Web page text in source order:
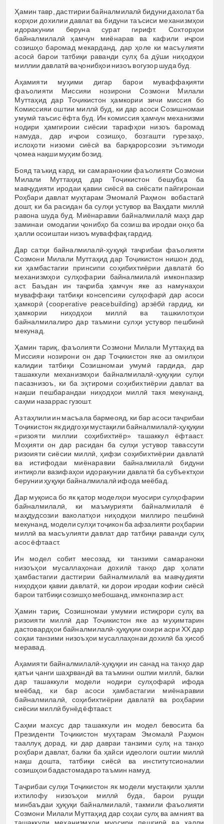
Ҳамин тавр, дастгирии байналмилалӣ бидуни дахолат ба
корҳои дохилии давлат ва бидуни таъсиси механизмҳои
идоракунии беруна сурат гирифт. Сохторҳои
байналмилалӣ ҳамчун миёнарав ва кафили иҷрои
созишҳо баромад мекарданд, дар ҳоле ки масъулияти
асосӣ барои татбиқи раванди сулҳ ба дӯши ниҳодҳои
миллии давлатӣ ва ҷонибҳои низоъ вогузор шуда буд.
Аҳамияти муҳими дигар барои муваффақияти
фаъолияти Миссияи нозирони Созмони Милали
Муттаҳид дар Тоҷикистон ҳамкории зичи миссия бо
Комиссияи оштии миллӣ буд, ки дар асоси Созишномаи
умумӣ таъсис ёфта буд. Ин комиссия ҳамчун механизми
нодири ҳамгироии сиёсии тарафҳои низоъ баромад
намуда, дар иҷрои созишҳо, бозгашти гурезаҳо,
ислоҳоти низоми сиёсӣ ва барқарорсозии эътимоди
ҷомеа нақши муҳим бозид.
Бояд таъкид кард, ки самаранокии фаъолияти Созмони
Милали Муттаҳид дар Тоҷикистон бешубҳа ба
мавҷудияти иродаи қавии сиёсӣ ва сиёсати пайгиронаи
Роҳбари давлат муҳтарам Эмомалӣ Раҳмон вобастагӣ
дошт, ки ба расидан ба сулҳи устувор ва Ваҳдати миллӣ
равона шуда буд. Миёнаравии байналмилалӣ маҳз дар
заминаи омодагии ҷонибҳо ба созиш ва иродаи онҳо ба
ҳалли осоиштаи низоъ муваффақ гардид.
Дар сатҳи байналмилалӣ-ҳуқуқӣ таҷрибаи фаъолияти
Созмони Милали Муттаҳид дар Тоҷикистон нишон дод,
ки ҳамбастагии принсипи соҳибихтиёрии давлатӣ бо
механизмҳои сулҳофарии байналмилалӣ имконпазир
аст. Баъдан ин таҷриба ҳамчун яке аз намунаҳои
муваффақи татбиқи консепсияи сулҳофарӣ дар асоси
ҳамкорӣ (cooperative peacebuilding) арзёбӣ гардид, ки
ҳамкории ниҳодҳои миллӣ ва ташкилотҳои
байналмилалиро дар таъмини сулҳи устувор пешбинӣ
мекунад.
Ҳамин тариқ, фаъолияти Созмони Милали Муттаҳид ва
Миссияи нозирони он дар Тоҷикистон яке аз омилҳои
калидии татбиқи Созишномаи умумӣ гардида, дар
ташаккули механизмҳои байналмилалӣ-ҳуқуқии сулҳи
пасазнизоъ, ки ба эҳтироми соҳибихтиёрии давлат ва
нақши пешбарандаи ниҳодҳои миллӣ такя мекунанд,
саҳми назаррас гузошт.
Аз таҳлили ин масъала бармеояд, ки бар асоси таҷрибаи
Тоҷикистон як дидгоҳи мустақили байналмилалӣ-ҳуқуқии
«ризояти миллии соҳибихтиёр» ташаккул ёфтааст.
Моҳияти он дар расидан ба сулҳи устувор тавассути
ризоияти сиёсии миллӣ, ҳифзи соҳибихтиёрии давлатӣ
ва истифодаи миёнаравии байналмилалӣ бидуни
интиқоли вазифаҳои идоракунии давлатӣ ба субъектҳои
берунии ҳуқуқи байналмилалӣ ифода меёбад.
Дар муқоиса бо як қатор моделҳои муосири сулҳофарии
байналмилалӣ, ки маъмурияти байналмилалӣ ё
маҳдудсозии ваколатҳои ниҳодҳои миллиро пешбинӣ
мекунанд, модели сулҳи тоҷикон ба афзалияти роҳбарии
миллӣ ва масъулияти давлат дар татбиқи раванди сулҳ
асос ёфтааст.
Ин модел собит месозад, ки танзими самараноки
низоъҳои мусаллаҳонаи дохилӣ танҳо дар ҳолати
ҳамбастагии дастгирии байналмилалӣ ва мавҷудияти
ниҳодҳои қавии давлатӣ, ки дорои иродаи кофии сиёсӣ
барои татбиқи созишҳо мебошанд, имконпазир аст.
Ҳамин тариқ, Созишномаи умумии истиқрори сулҳ ва
ризоияти миллӣ дар Тоҷикистон яке аз муҳимтарин
дастовардҳои байналмилалӣ-ҳуқуқии охири асри XX дар
соҳаи танзими низоъҳои мусаллаҳонаи дохилӣ ба ҳисоб
меравад.
Аҳамияти байналмилалӣ-ҳуқуқии ин санад на танҳо дар
қатъи ҷанги шаҳрвандӣ ва таъмини оштии миллӣ, балки
дар ташаккули модели нодири сулҳофарӣ ифода
меёбад, ки бар асоси ҳамбастагии миёнаравии
байналмилалӣ, соҳибихтиёрии давлатӣ ва роҳбарии
сиёсии миллӣ бунёд ёфтааст.
Саҳми махсус дар ташаккули ин модел бевосита ба
Президенти Тоҷикистон муҳтарам Эмомалӣ Раҳмон
тааллуқ дорад, ки дар давраи танзими сулҳ на танҳо
роҳбари давлат, балки ба ҳайси идеологи оштии миллӣ
нақш дошта, татбиқи сиёсӣ ва институтсионалии
созишҳои бадастомадаро таъмин намуд.
Таҷрибаи сулҳи Тоҷикистон як модели мустақили ҳалли
ихтилофу низоъҳои миллӣ буда, барои рушди
минбаъдаи ҳуқуқи байналмилалӣ, такмили фаъолияти
Созмони Милали Муттаҳид дар соҳаи сулҳ ва амният ва